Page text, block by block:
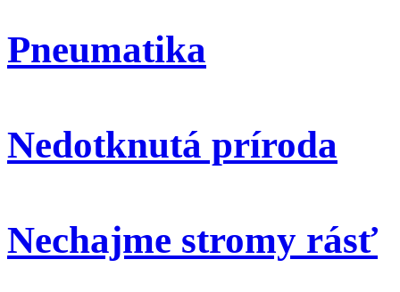
Pneumatika
Nedotknutá príroda
Nechajme stromy rásť